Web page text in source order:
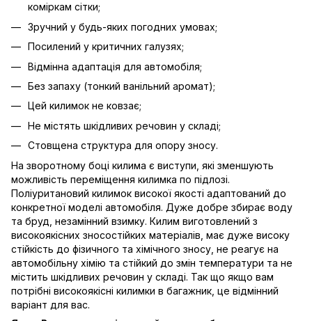
коміркам сітки;
Зручний у будь-яких погодних умовах;
Посилений у критичних галузях;
Відмінна адаптація для автомобіля;
Без запаху (тонкий ванільний аромат);
Цей килимок не ковзає;
Не містять шкідливих речовин у складі;
Стовщена структура для опору зносу.
На зворотному боці килима є виступи, які зменшують
можливість переміщення килимка по підлозі.
Поліуритановий килимок високої якості адаптований до
конкретної моделі автомобіля. Дуже добре збирає воду
та бруд, незамінний взимку. Килим виготовлений з
високоякісних зносостійких матеріалів, має дуже високу
стійкість до фізичного та хімічного зносу, не реагує на
автомобільну хімію та стійкий до змін температури та не
містить шкідливих речовин у складі. Так що якщо вам
потрібні високоякісні килимки в багажник, це відмінний
варіант для вас.